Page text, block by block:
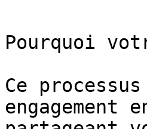
Pourquoi
Ce